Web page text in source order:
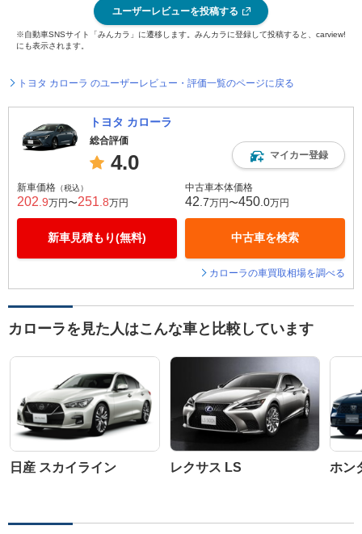
ユーザーレビューを投稿する
※自動車SNSサイト「みんカラ」に遷移します。みんカラに登録して投稿すると、carview!
にも表示されます。
トヨタ カローラ のユーザーレビュー・評価一覧のページに戻る
トヨタ カローラ
総合評価
4.0 マイカー登録
新車価格 （税込）
202 .9万円〜251 .8万円
新車見積もり(無料)
中古車本体価格
42 .7万円〜450 .0万円
中古車を検索
カローラの車買取相場を調べる
カローラを見た人はこんな車と比較しています
日産 スカイライン レクサス LS ホン